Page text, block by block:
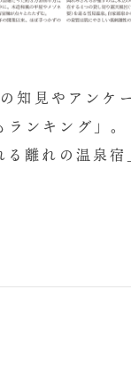
知見やアン
ンキング」。
離れの温泉